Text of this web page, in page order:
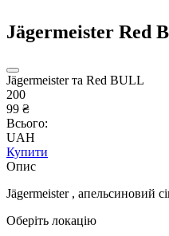
Jägermeister Red
Jägermeister та Red BULL
200
99 ₴
Всього:
UAH
Купити
Опис
Jägermeister , апельсиновий
Оберіть локацію